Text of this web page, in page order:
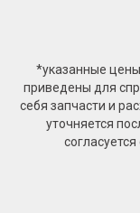
*указанные
приведены для
себя запчасти и
уточняется